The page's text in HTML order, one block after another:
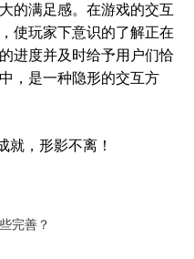
的满足感。在游戏的交互
使玩家下意识的了解正在
进度并及时给予用户们恰
，是一种隐形的交互方
就，形影不离！
完善？